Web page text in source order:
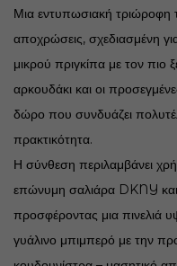
Μια εντυπωσιακή
αποχρώσεις, σχεδιασμένη
μικρού πριγκίπα με τον
αρκουδάκι και οι
δώρο που συνδυάζει
πρακτικότητα.
Η σύνθεση περιλαμβάνει
επώνυμη σαλιάρα DKNY
προσφέροντας μια πινελιά
γυάλινο μπιμπερό με την